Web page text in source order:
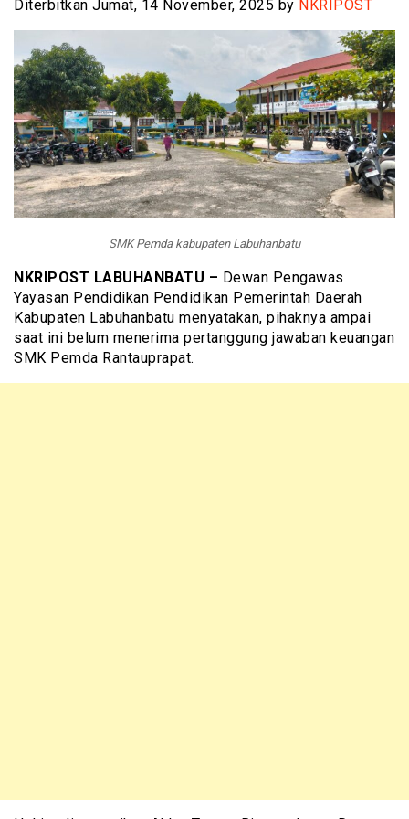
Diterbitkan Jumat, 14 November, 2025 by NKRIPOST
SMK Pemda kabupaten Labuhanbatu
NKRIPOST LABUHANBATU – Dewan Pengawas
Yayasan Pendidikan Pendidikan Pemerintah Daerah
Kabupaten Labuhanbatu menyatakan, pihaknya ampai
saat ini belum menerima pertanggung jawaban keuangan
SMK Pemda Rantauprapat.